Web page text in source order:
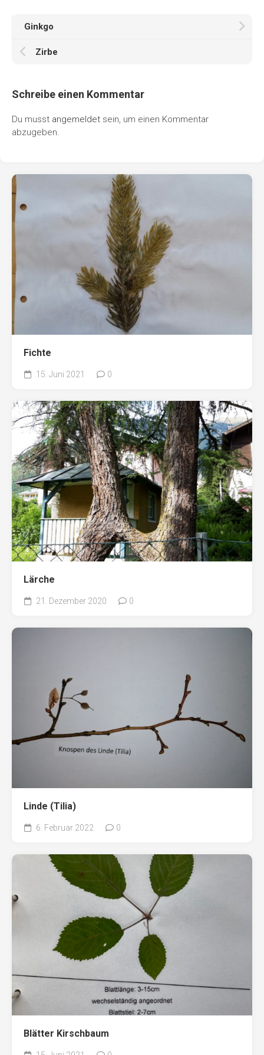
Ginkgo
Zirbe
Schreibe einen Kommentar
Du musst angemeldet sein, um einen Kommentar
abzugeben.
Fichte
15. Juni 2021 0
Lärche
21. Dezember 2020 0
Linde (Tilia)
6. Februar 2022 0
Blätter Kirschbaum